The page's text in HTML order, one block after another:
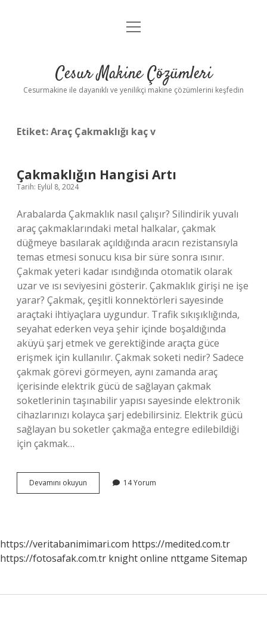
Anasayfa
Yasal Uyarı
menüyü
Cesur Makine Çözümleri
Cesurmakine ile dayanıklı ve yenilikçi makine çözümlerini keşfedin
Etiket:Araç Çakmaklığı kaç v
Çakmaklığın Hangisi Artı
Tarih: Eylül 8, 2024
Arabalarda Çakmaklık nasıl çalışır? Silindirik yuvalı
araç çakmaklarındaki metal halkalar, çakmak
düğmeye basılarak açıldığında aracın rezistansıyla
temas etmesi sonucu kısa bir süre sonra ısınır.
Çakmak yeteri kadar ısındığında otomatik olarak
uzar ve ısı seviyesini gösterir. Çakmaklık girişi ne işe
yarar? Çakmak, çeşitli konnektörleri sayesinde
araçtaki ihtiyaçlara uygundur. Trafik sıkışıklığında,
seyahat ederken veya şehir içinde boşaldığında
aküyü şarj etmek ve gerektiğinde araçta güce
erişmek için kullanılır. Çakmak soketi nedir? Sadece
çakmak görevi görmeyen, aynı zamanda araç
içerisinde elektrik gücü de sağlayan çakmak
soketlerinin taşınabilir yapısı sayesinde elektronik
cihazlarınızı kolayca şarj edebilirsiniz. Elektrik gücü
sağlayan bu soketler çakmağa entegre edilebildiği
için çakmak…
Devamını okuyun Çakmaklığın
Hangisi
14 Yorum
https://veritabanimimari.com https://medited.com.tr
https://fotosafak.com.tr knight online nttgame Sitemap